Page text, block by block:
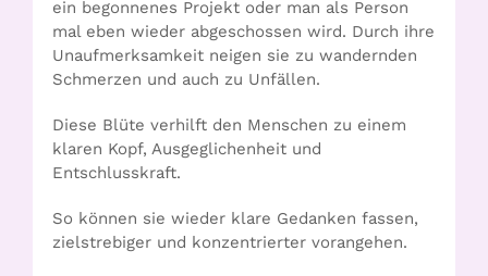
ein begonnenes Projekt oder man als Person
mal eben wieder abgeschossen wird. Durch ihre
Unaufmerksamkeit neigen sie zu wandernden
Schmerzen und auch zu Unfällen.
Diese Blüte verhilft den Menschen zu einem
klaren Kopf, Ausgeglichenheit und
Entschlusskraft.
So können sie wieder klare Gedanken fassen,
zielstrebiger und konzentrierter vorangehen.